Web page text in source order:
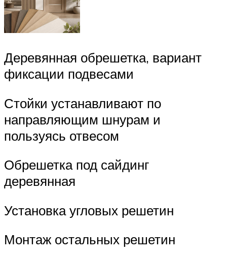
Деревянная обрешетка, вариант
фиксации подвесами
Стойки устанавливают по
направляющим шнурам и
пользуясь отвесом
Обрешетка под сайдинг
деревянная
Установка угловых решетин
Монтаж остальных решетин